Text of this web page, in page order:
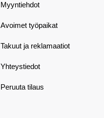
Myyntiehdot
Avoimet työpaikat
Takuut ja reklamaatiot
Yhteystiedot
Peruuta tilaus